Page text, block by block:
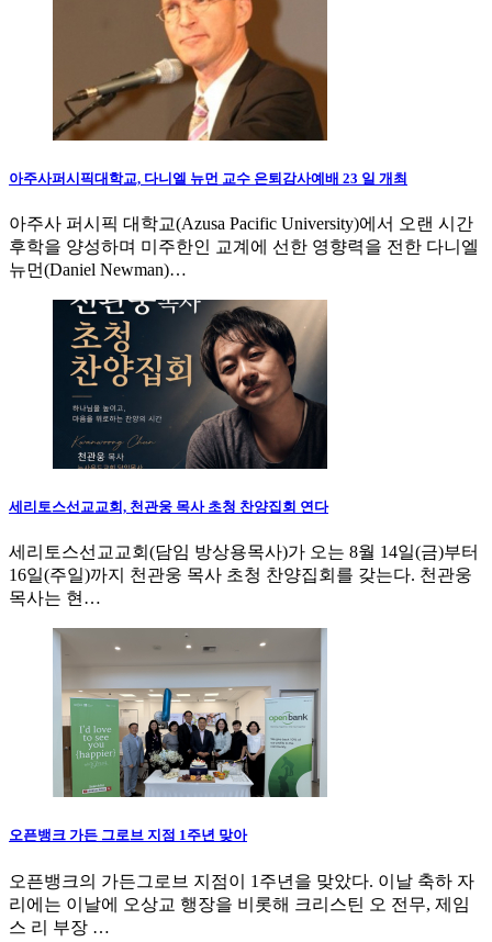
아주사퍼시픽대학교, 다니엘 뉴먼 교수 은퇴감사예배 23 일 개최
아주사 퍼시픽 대학교(Azusa Pacific University)에서 오랜 시간
후학을 양성하며 미주한인 교계에 선한 영향력을 전한 다니엘
뉴먼(Daniel Newman)…
세리토스선교교회, 천관웅 목사 초청 찬양집회 연다
세리토스선교교회(담임 방상용목사)가 오는 8월 14일(금)부터
16일(주일)까지 천관웅 목사 초청 찬양집회를 갖는다. 천관웅
목사는 현…
오픈뱅크 가든 그로브 지점 1주년 맞아
오픈뱅크의 가든그로브 지점이 1주년을 맞았다. 이날 축하 자
리에는 이날에 오상교 행장을 비롯해 크리스틴 오 전무, 제임
스 리 부장 …